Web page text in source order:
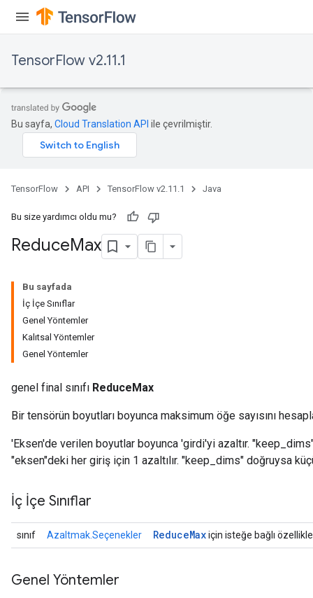
TensorFlow v2.11.1
Bu sayfa, Cloud Translation API ile çevrilmiştir.
TensorFlow API TensorFlow v2.11.1 Java
Bu size yardımcı oldu mu?
ReduceMax
Bu sayfada
İç İçe Sınıflar
Genel Yöntemler
Kalıtsal Yöntemler
Genel Yöntemler
genel final sınıfı ReduceMax
Bir tensörün boyutları boyunca maksimum öğe sayısını
'Eksen'de verilen boyutlar boyunca 'girdi'yi azaltır.
"eksen"deki her giriş için 1 azaltılır. "keep_dims" doğruysa
İç İçe Sınıflar
sınıf Azaltmak.Seçenekler ReduceMaxiçin isteğe bağlı
Genel Yöntemler